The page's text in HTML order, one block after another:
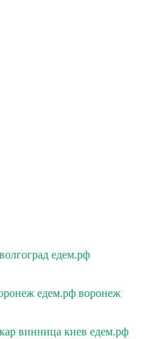
едем.рф
едем.рф воронеж
винница киев едем.рф